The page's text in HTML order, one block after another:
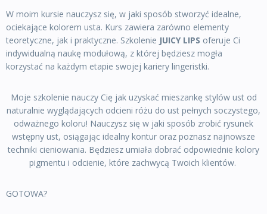
W moim kursie nauczysz się, w jaki sposób stworzyć idealne,
ociekające kolorem usta. Kurs zawiera zarówno elementy
teoretyczne, jak i praktyczne. Szkolenie JUICY LIPS oferuje Ci
indywidualną naukę modułową, z której będziesz mogła
korzystać na każdym etapie swojej kariery lingeristki.
Moje szkolenie nauczy Cię jak uzyskać mieszankę stylów ust od
naturalnie wyglądających odcieni różu do ust pełnych soczystego,
odważnego koloru! Nauczysz się w jaki sposób zrobić rysunek
wstępny ust, osiągając idealny kontur oraz poznasz najnowsze
techniki cieniowania. Będziesz umiała dobrać odpowiednie kolory
pigmentu i odcienie, które zachwycą Twoich klientów.
GOTOWA?